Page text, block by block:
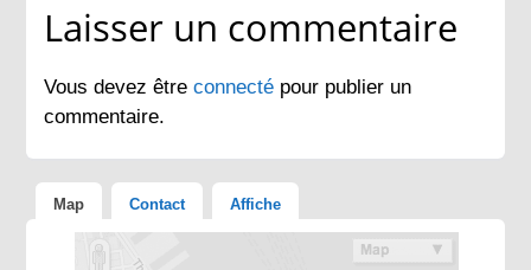
Laisser un commentaire
Vous devez êtreconnecté pour publier un
commentaire.
Map Contact Affiche